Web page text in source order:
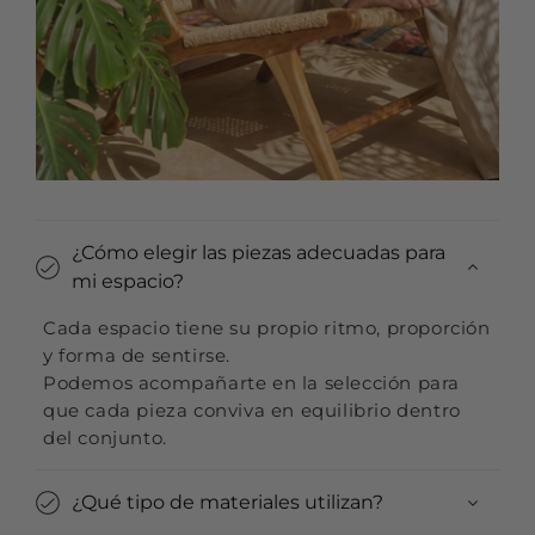
¿Cómo elegir las piezas adecuadas para
mi espacio?
Cada espacio tiene su propio ritmo, proporción
y forma de sentirse.
Podemos acompañarte en la selección para
que cada pieza conviva en equilibrio dentro
del conjunto.
¿Qué tipo de materiales utilizan?